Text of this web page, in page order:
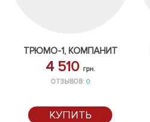
ТРЮМО-1, КОМПАНИТ
4 510 грн.
ОТЗЫВОВ: 0
КУПИТЬ